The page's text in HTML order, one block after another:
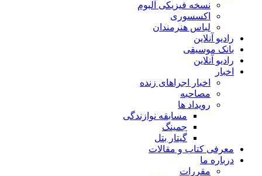
نسخه فیزیکی آلبوم
اکسسوری
لباس هنرمندان
رادیو آنلاین
بانک موسیقی
رادیو آنلاین
اخبار
اخبار اجراهای زنده
مصاحبه
رویداد ها
مسابقه نوازندگی
جمینگ
گیتار بتل
معرفی کتاب و مقالات
درباره ما
مقررات